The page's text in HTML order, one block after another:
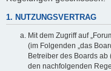
1. NUTZUNGSVERTRAG
Mit dem Zugriff auf
(im Folgenden „das
Betreiber des Boards ab
den nachfolgenden